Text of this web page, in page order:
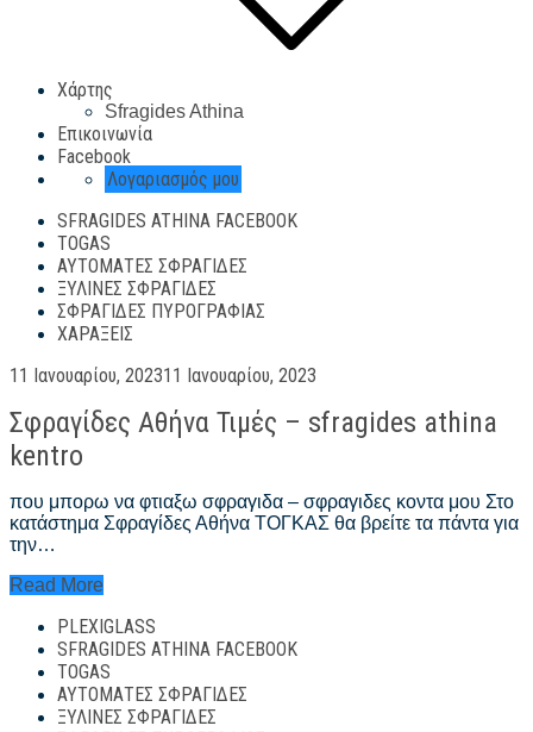
Χάρτης
Sfragides Athina
Επικοινωνία
Facebook
Λογαριασμός μου
SFRAGIDES ATHINA FACEBOOK
TOGAS
ΑΥΤΌΜΑΤΕΣ ΣΦΡΑΓΊΔΕΣ
ΞΎΛΙΝΕΣ ΣΦΡΑΓΊΔΕΣ
ΣΦΡΑΓΊΔΕΣ ΠΥΡΟΓΡΑΦΊΑΣ
ΧΑΡΆΞΕΙΣ
Posted
11 Ιανουαρίου, 202311 Ιανουαρίου, 2023
Σφραγίδες Αθήνα Τιμές – sfragides athina
kentro
που μπορω να φτιαξω σφραγιδα – σφραγιδες κοντα μου Στο
κατάστημα Σφραγίδες Αθήνα ΤΟΓΚΑΣ θα βρείτε τα πάντα για
την…
Σφραγίδες
Τιμές
sfragides
athina
kentro
Read More
PLEXIGLASS
SFRAGIDES ATHINA FACEBOOK
TOGAS
ΑΥΤΌΜΑΤΕΣ ΣΦΡΑΓΊΔΕΣ
ΞΎΛΙΝΕΣ ΣΦΡΑΓΊΔΕΣ